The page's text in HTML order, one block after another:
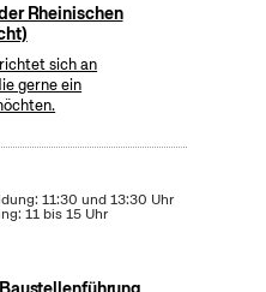
Rheinischen
sich an
gerne ein
11:30 und 13:30 Uhr
11 bis 15 Uhr